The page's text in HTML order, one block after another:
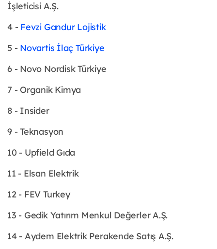
İşleticisi A.Ş.
4 - Fevzi Gandur Lojistik
5 - Novartis İlaç Türkiye
6 - Novo Nordisk Türkiye
7 - Organik Kimya
8 - Insider
9 - Teknasyon
10 - Upfield Gıda
11 - Elsan Elektrik
12 - FEV Turkey
13 - Gedik Yatırım Menkul Değerler A.Ş.
14 - Aydem Elektrik Perakende Satış A.Ş.